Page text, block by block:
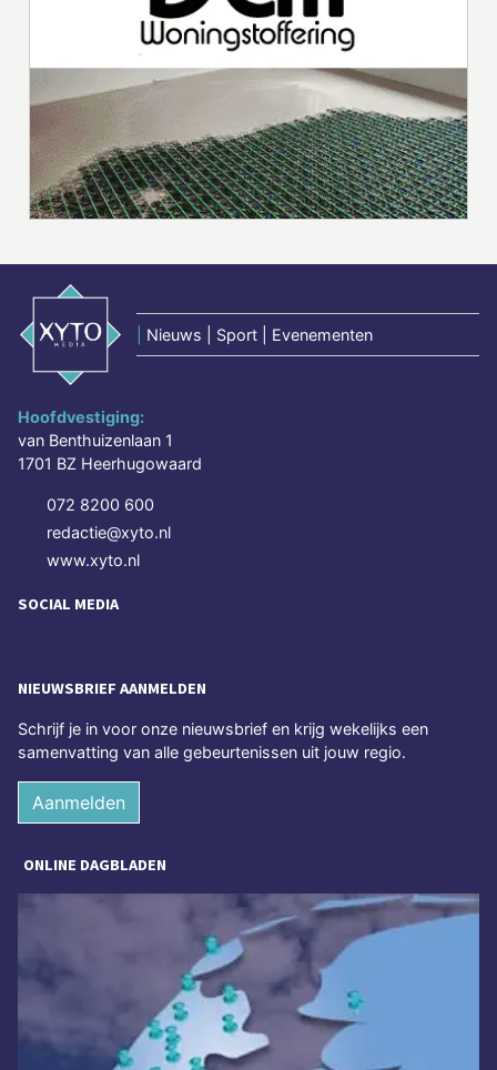
Nieuws | Sport | Evenementen
Hoofdvestiging:
van Benthuizenlaan 1
1701 BZ Heerhugowaard
072 8200 600
redactie@xyto.nl
www.xyto.nl
SOCIAL MEDIA
NIEUWSBRIEF AANMELDEN
Schrijf je in voor onze nieuwsbrief en krijg wekelijks een
samenvatting van alle gebeurtenissen uit jouw regio.
Aanmelden
ONLINE DAGBLADEN